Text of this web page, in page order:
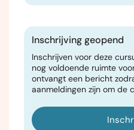
Inschrijving geopend
Inschrijven voor deze
nog voldoende ruimte
ontvangt een bericht
aanmeldingen zijn om de